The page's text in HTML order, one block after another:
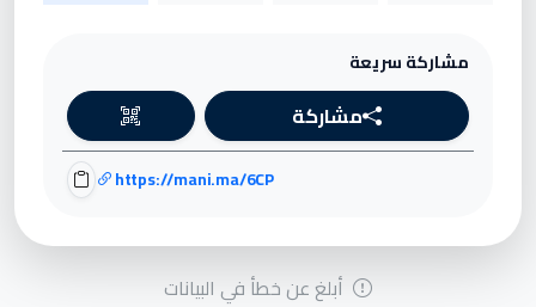
مشاركة سريعة
مشاركة
https://mani.ma/6CP
أبلغ عن خطأ في البيانات